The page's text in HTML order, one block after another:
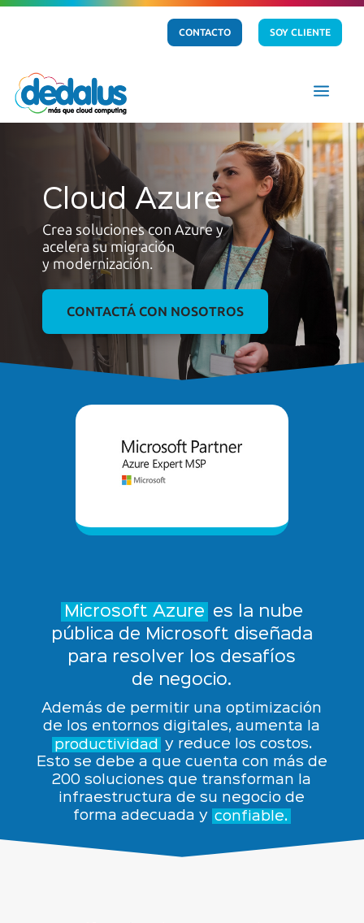
CONTACTO SOY CLIENTE
a
Cloud Azure
Crea soluciones con Azure y
acelera su migración
y modernización.
CONTACTÁ CON NOSOTROS
Microsoft Azure es la nube
pública de Microsoft diseñada
para resolver los desafíos
de negocio.
Además de permitir una optimización
de los entornos digitales, aumenta la
productividad
y reduce los costos.
Esto se debe a que cuenta con más de
200 soluciones que transforman la
infraestructura de su negocio de
formaadecuada y confiable.